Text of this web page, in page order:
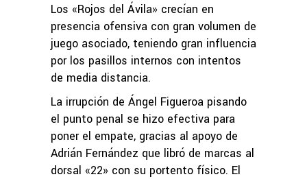
Los «Rojos del Ávila» crecían en
presencia ofensiva con gran volumen de
juego asociado, teniendo gran influencia
por los pasillos internos con intentos
de media distancia.
La irrupción de Ángel Figueroa pisando
el punto penal se hizo efectiva para
poner el empate, gracias al apoyo de
Adrián Fernández que libró de marcas al
dorsal «22» con su portento físico. El